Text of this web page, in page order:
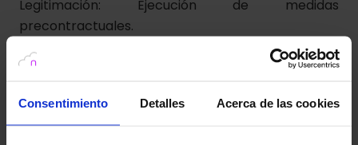
Consentimiento Detalles Acerca de las cookies
Legitimación: Ejecución de medidas
precontractuales.
medios facilitados, garantiza la veracidad de los